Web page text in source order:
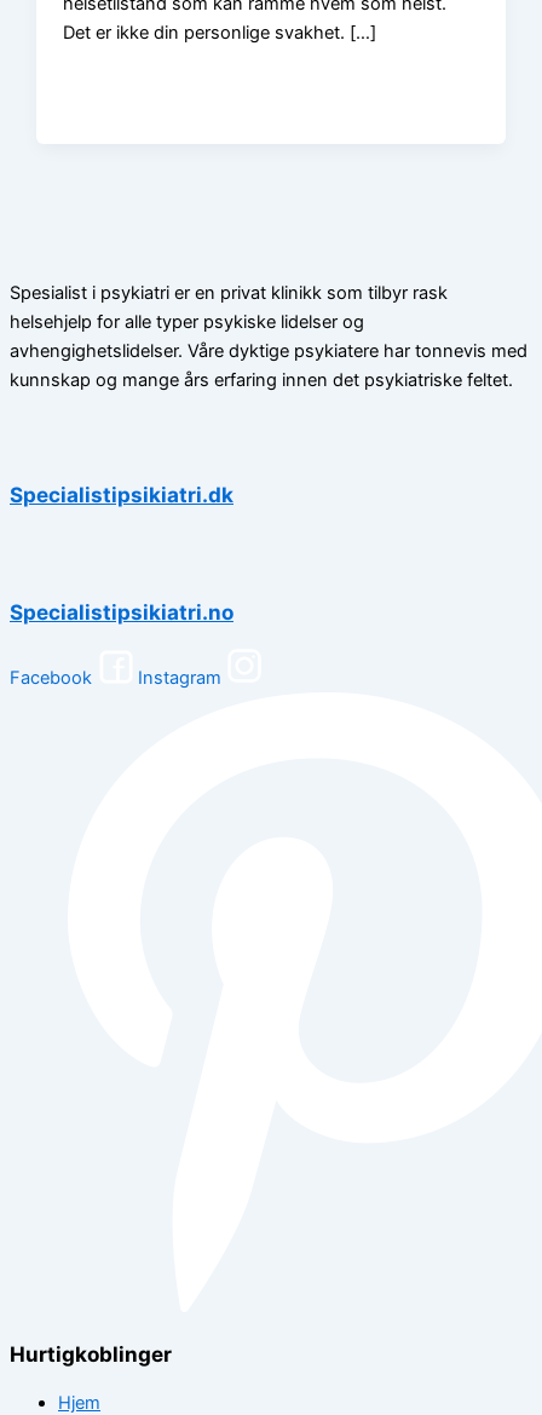
Det er ikke din personlige svakhet. […]
Spesialist i psykiatri er en privat klinikk som tilbyr rask
helsehjelp for alle typer psykiske lidelser og
avhengighetslidelser. Våre dyktige psykiatere har tonnevis med
kunnskap og mange års erfaring innen det psykiatriske feltet.
Specialistipsikiatri.dk
Specialistipsikiatri.no
Facebook Instagram
Hurtigkoblinger
Hjem